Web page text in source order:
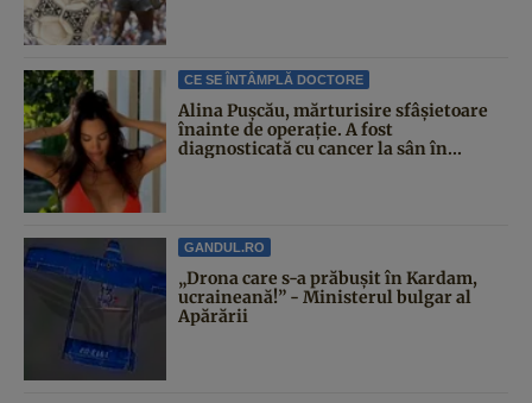
CE SE ÎNTÂMPLĂ DOCTORE
Alina Pușcău, mărturisire sfâșietoare
înainte de operație. A fost
diagnosticată cu cancer la sân în...
GANDUL.RO
„Drona care s-a prăbușit în Kardam,
ucraineană!” - Ministerul bulgar al
Apărării